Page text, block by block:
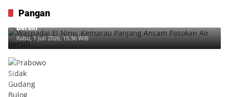
Pangan
Waspadai El Nino, Kemarau Panjang Ancam Pasokan Air
Bersih
Rabu, 1 Juli 2026, 15:36 WIB